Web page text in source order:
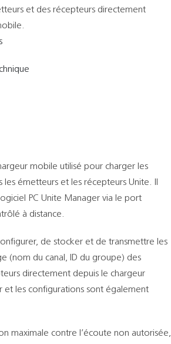
et des récepteurs directement
mobile utilisé pour charger les
émetteurs et les récepteurs Unite. Il
PC Unite Manager via le port
à distance.
de stocker et de transmettre les
(nom du canal, ID du groupe) des
directement depuis le chargeur
et les configurations sont également
maximale contre l’écoute non autorisée,